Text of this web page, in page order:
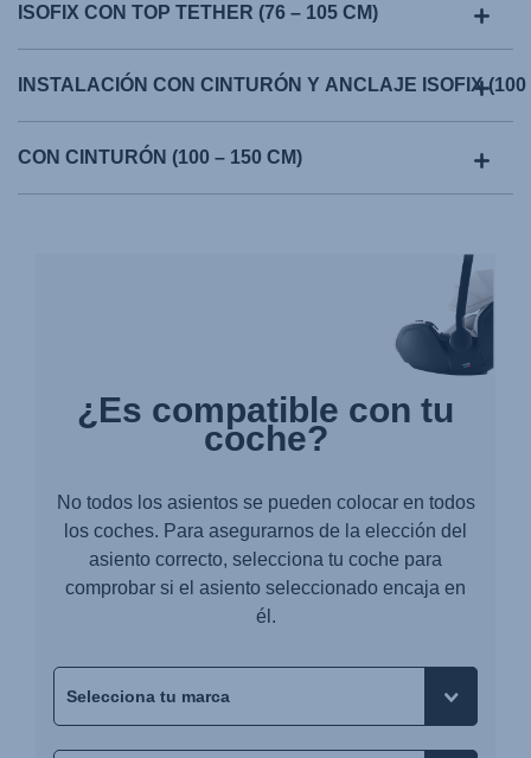
ISOFIX CON TOP TETHER (76 – 105 CM)
INSTALACIÓN CON CINTURÓN Y ANCLAJE ISOFIX (100
CON CINTURÓN (100 – 150 CM)
¿Es compatible con tu
coche?
No todos los asientos se pueden colocar en todos
los coches. Para asegurarnos de la elección del
asiento correcto, selecciona tu coche para
comprobar si el asiento seleccionado encaja en
él.